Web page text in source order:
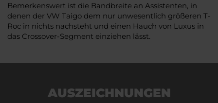
Bemerkenswert ist die Bandbreite an Assistenten, in
denen der VW Taigo dem nur unwesentlich größeren T-
Roc in nichts nachsteht und einen Hauch von Luxus in
das Crossover-Segment einziehen lässt.
AUSZEICHNUNGEN